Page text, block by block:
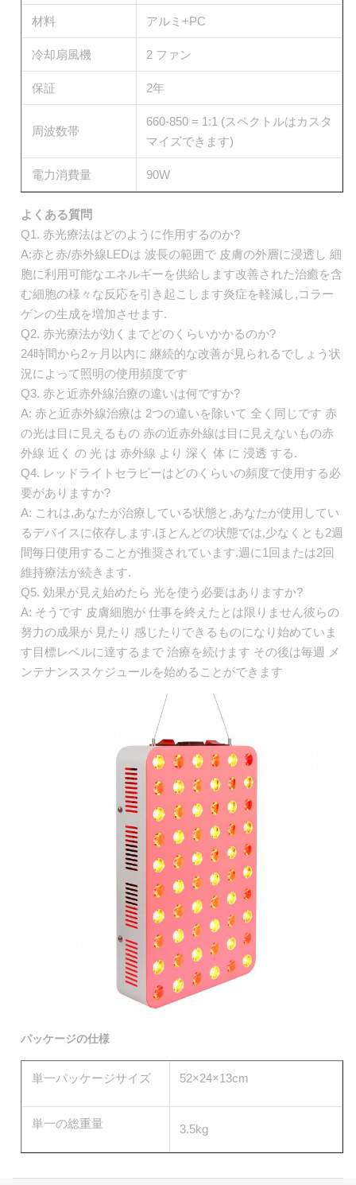
材料 アルミ+PC
冷却扇風機 2 ファン
保証 2年
周波数帯
660-850 = 1:1 (スペクトルはカスタ
マイズできます)
電力消費量 90W
よくある質問
Q1. 赤光療法はどのように作用するのか?
A:赤と赤/赤外線LEDは 波長の範囲で 皮膚の外層に浸透し 細
胞に利用可能なエネルギーを供給します改善された治癒を含
む細胞の様々な反応を引き起こします炎症を軽減し,コラー
ゲンの生成を増加させます.
Q2. 赤光療法が効くまでどのくらいかかるのか?
24時間から2ヶ月以内に 継続的な改善が見られるでしょう状
況によって照明の使用頻度です
Q3. 赤と近赤外線治療の違いは何ですか?
A: 赤と近赤外線治療は 2つの違いを除いて 全く同じです 赤
の光は目に見えるもの 赤の近赤外線は目に見えないもの赤
外線 近く の 光 は 赤外線 より 深く 体 に 浸透 する.
Q4. レッドライトセラピーはどのくらいの頻度で使用する必
要がありますか?
A: これは,あなたが治療している状態と,あなたが使用してい
るデバイスに依存します.ほとんどの状態では,少なくとも2週
間毎日使用することが推奨されています.週に1回または2回
維持療法が続きます.
Q5. 効果が見え始めたら 光を使う必要はありますか?
A: そうです 皮膚細胞が 仕事を終えたとは限りません彼らの
努力の成果が 見たり 感じたりできるものになり始めていま
す目標レベルに達するまで 治療を続けます その後は毎週 メ
ンテナンススケジュールを始めることができます
パッケージの仕様
単一パッケージサイズ 52×24×13cm
単一の総重量 3.5kg